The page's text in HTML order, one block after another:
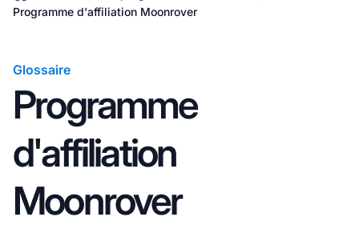
Home
Programme d'affiliation Moonrover
Glossaire
Programme
d'affiliation
Moonrover